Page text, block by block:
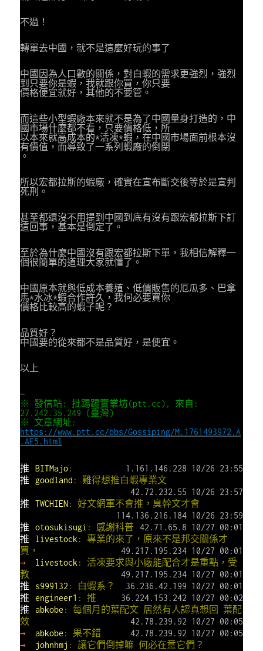
不過！
轉單去中國，就不是這麼好玩的事了
中國因為人口數的關係，對白蝦的需求更強烈，強烈
到只要你是蝦，我就跟你買，你只要
價格便宜就好，其他的不要管。
而這些小型蝦廠本來就不是為了中國量身打造的，中
國市場什麼都不看，只要價格低，所
以本來就高成本的*活凍*蝦，在中國市場面前根本沒
有價值，而導致了一系列蝦廠的倒閉
。
所以宏都拉斯的蝦廠，確實在宣布斷交後等於是宣判
死刑。
甚至都還沒不用提到中國到底有沒有跟宏都拉斯下訂
這回事，基本是倒定了。
至於為什麼中國沒有跟宏都拉斯下單，我相信解釋一
個很簡單的道理大家就懂了。
中國原本就與低成本養殖、低價販售的厄瓜多、巴拿
馬*水冰*蝦合作許久，我何必要買你
價格比較高的蝦子呢？
品質好？
中國要的從來都不是品質好，是便宜。
以上
—
※ 發信站: 批踢踢實業坊(ptt.cc), 來自:
27.242.35.249 (臺灣)
※ 文章網址:
https://www.ptt.cc/bbs/Gossiping/M.1761493972.A
.AE5.html
推 BITMajo:
1.161.146.228 10/26 23:55
推
goodland : 難得想推白蝦專業文
42.72.232.55 10/26 23:57
推
TWCHIEN: 好文網軍不會推，臭幹文才會
114.136.216.184 10/26 23:59
推
otosukisugi : 感謝科普 42.71.65.8 10/27 00:01
推
livestock : 專業的來了，原來不是邦交關係才
買，
49.217.195.234 10/27 00:01
→
livestock : 活凍要求與小廠能配合才是重點，受
教
49.217.195.234 10/27 00:01
推
s999132 : 白蝦系？
36.236.42.199 10/27 00:01
推
engineer1 : 推
36.224.153.242 10/27 00:02
推
abkobe : 每個月的葉配文 居然有人認真想回 葉配
效
42.78.239.92 10/27 00:05
→
abkobe : 果不錯
42.78.239.92 10/27 00:05
→
johnhmj : 讓它們倒掉嘛 何必在意它們？